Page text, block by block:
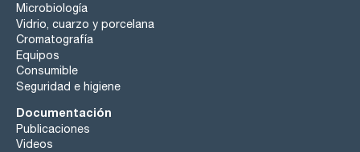
Microbiología
Vidrio, cuarzo y porcelana
Cromatografía
Equipos
Consumible
Seguridad e higiene
Documentación
Publicaciones
Videos